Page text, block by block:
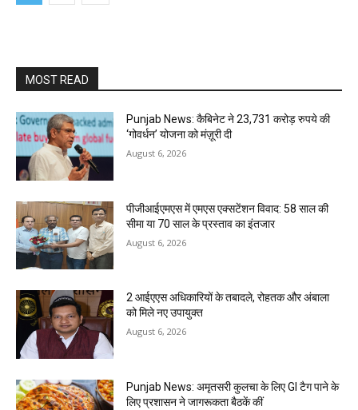
MOST READ
Punjab News: कैबिनेट ने 23,731 करोड़ रुपये की
‘गोवर्धन’ योजना को मंज़ूरी दी
August 6, 2026
पीजीआईएमएस में एमएस एक्सटेंशन विवाद: 58 साल की
सीमा या 70 साल के प्रस्ताव का इंतजार
August 6, 2026
2 आईएएस अधिकारियों के तबादले, रोहतक और अंबाला
को मिले नए उपायुक्त
August 6, 2026
Punjab News: अमृतसरी कुलचा के लिए GI टैग पाने के
लिए प्रशासन ने जागरूकता बैठकें कीं